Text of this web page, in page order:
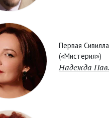
Первая Сивилла
(«Мистерия»)
Надежда